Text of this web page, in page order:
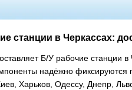
станции в Черкассах:
Б/У рабочие станции
надёжно фиксируются
Харьков, Одессу, Днепр,